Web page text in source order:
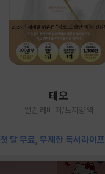
테오
앨런 레비 저/노지양 역
첫 달 무료, 무제한 독서라이프